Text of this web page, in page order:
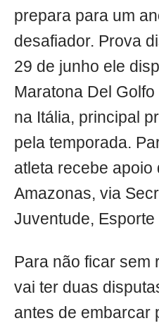
prepara para um
desafiador. Prova
29 de junho ele
Maratona Del
na Itália, principal
pela temporada.
atleta recebe apoio
Amazonas, via
Juventude,
Para não ficar sem
vai ter duas
antes de embarcar